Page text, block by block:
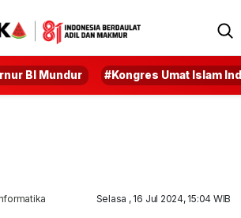
BI Mundur #Kongres Umat Islam
Selasa , 16 Jul 2024, 15:04 WIB